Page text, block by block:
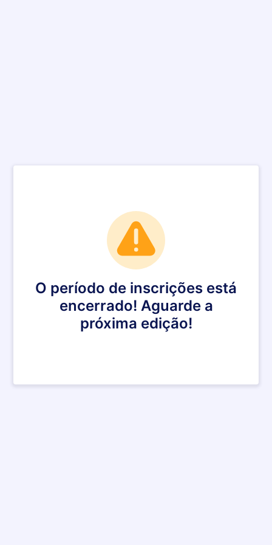
O período de inscrições está
encerrado! Aguarde a
próxima edição!